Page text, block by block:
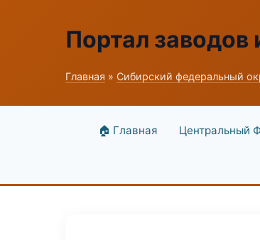
Портал заводов
Главная » Сибирский федеральный
🏠 Главная Центральный